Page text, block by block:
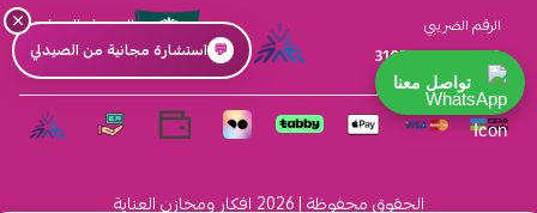
الرقم الضريبي
310555259800003
السجل التجاري
4030431116
الحقوق محفوظة | 2026 افكار ومخازن العناية
×
💬 استشارة مجانية من الصيدلي
تواصل معنا